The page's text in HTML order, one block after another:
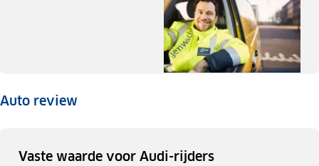
Auto review
Vaste waarde voor Audi-rijders